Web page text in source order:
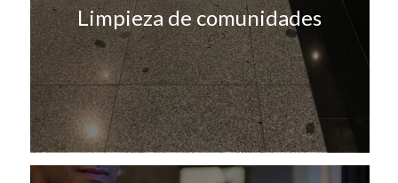
Limpieza de comunidades